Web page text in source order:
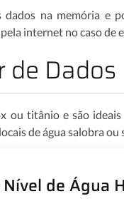
na memória e
internet no caso de
Dados
titânio e são
de água salobra ou
de Água